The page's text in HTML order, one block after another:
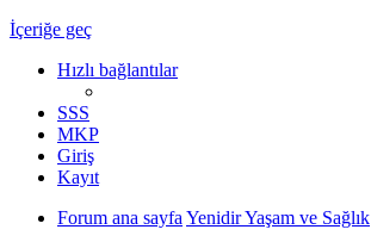
İçeriğe geç
Hızlı bağlantılar
SSS
MKP
Giriş
Kayıt
Forum ana sayfa Yenidir Yaşam ve Sağlık